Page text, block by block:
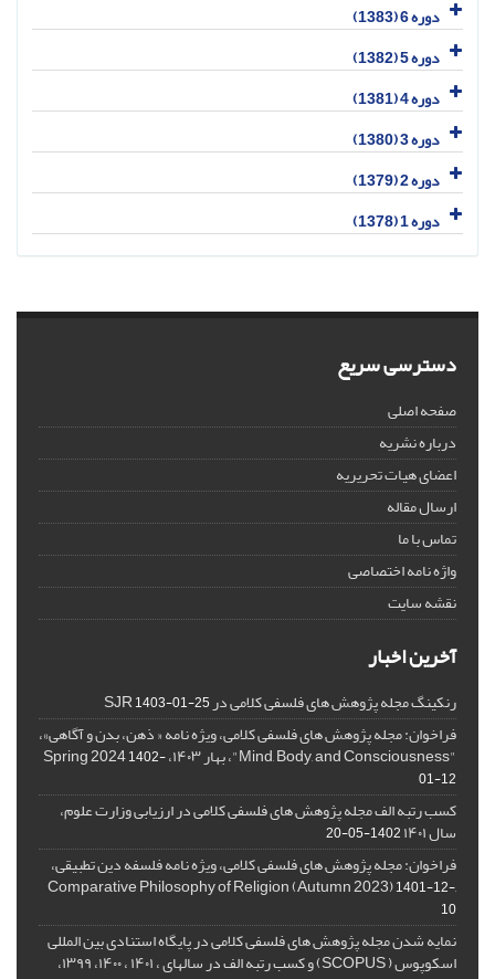
دوره 6 (1383)
دوره 5 (1382)
دوره 4 (1381)
دوره 3 (1380)
دوره 2 (1379)
دوره 1 (1378)
دسترسی سریع
صفحه اصلی
درباره نشریه
اعضای هیات تحریریه
ارسال مقاله
تماس با ما
واژه نامه اختصاصی
نقشه سایت
آخرین اخبار
رنکینگ مجله پژوهش های فلسفی کلامی در SJR1403-01-25
فراخوان: مجله پژوهش های فلسفی کلامی، ویژه نامه « ذهن، بدن و آگاهی»،
"Mind, Body, and Consciousness"، بهار ۱۴۰۳، Spring 2024
1402-
01-12
کسب رتبه الف مجله پژوهش های فلسفی کلامی در ارزیابی وزارت علوم،
سال ۱۴۰۱ 1402-05-20
فراخوان: مجله پژوهش های فلسفی کلامی، ویژه نامه فلسفه دین تطبیقی،
,Comparative Philosophy of Religion (Autumn 2023)
1401-12-
10
نمایه شدن مجله پژوهش های فلسفی کلامی در پایگاه استنادی بین المللی
اسکوپوس ( SCOPUS) و کسب رتبه الف در سالهای ، ۱۴۰۱ ، ۱۴۰۰، ۱۳۹۹،